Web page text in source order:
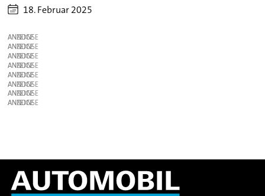
18. Februar 2025
ANZEIGE
ANZEIGE
ANZEIGE
ANZEIGE
ANZEIGE
ANZEIGE
ANZEIGE
ANZEIGE